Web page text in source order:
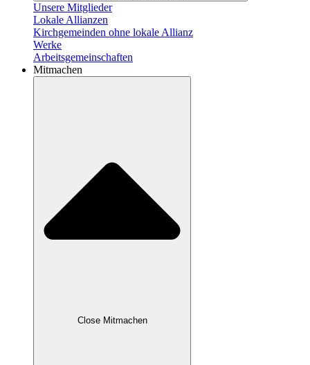
Unsere Mitglieder
Lokale Allianzen
Kirchgemeinden ohne lokale Allianz
Werke
Arbeitsgemeinschaften
Mitmachen
Close Mitmachen